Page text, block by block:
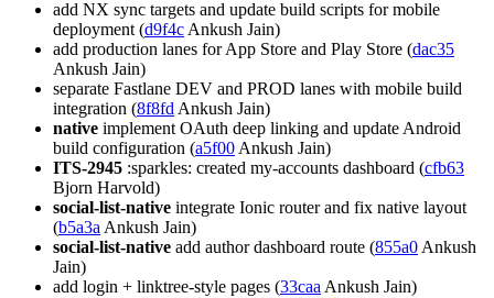
add NX sync targets and update build scripts for mobile
deployment (d9f4c Ankush Jain)
add production lanes for App Store and Play Store (dac35
Ankush Jain)
separate Fastlane DEV and PROD lanes with mobile build
integration (8f8fd Ankush Jain)
native implement OAuth deep linking and update Android
build configuration (a5f00 Ankush Jain)
ITS-2945 :sparkles: created my-accounts dashboard (cfb63
Bjorn Harvold)
social-list-native integrate Ionic router and fix native layout
(b5a3a Ankush Jain)
social-list-native add author dashboard route (855a0 Ankush
Jain)
add login + linktree-style pages (33caa Ankush Jain)